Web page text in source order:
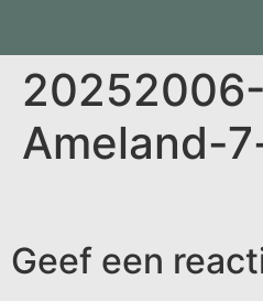
Ameland-
Geef een